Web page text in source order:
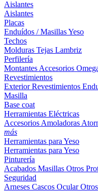
Aislantes
Aislantes
Placas
Enduídos / MasillasYeso
Techos
Molduras Tejas Lambriz
Perfilería
Montantes Accesorios
Revestimientos
ExteriorRevestimientos
Masilla
Base coat
Herramientas Eléctricas
Accesorios Amoladoras
más
Herramientas para Yeso
Herramientas para Yeso
Pinturería
Acabados Masillas Otros
Seguridad
Arneses Cascos OcularOtros